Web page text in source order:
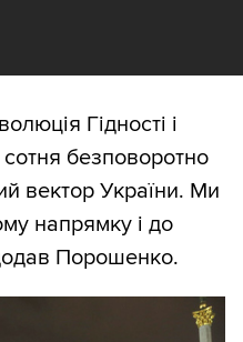
Гідності і
сотня безповоротно
вектор України. Ми
напрямку і до
Порошенко.